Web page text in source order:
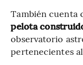
También cuenta
pelota
observatorio
pertenecientes